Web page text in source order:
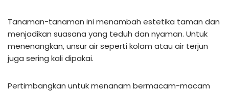
Tanaman-tanaman ini menambah estetika taman dan
menjadikan suasana yang teduh dan nyaman. Untuk
menenangkan, unsur air seperti kolam atau air terjun
juga sering kali dipakai.
Pertimbangkan untuk menanam bermacam-macam